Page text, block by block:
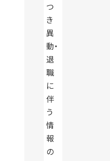
つ
き
異
動・
退
職
に
伴
う
情
報
の